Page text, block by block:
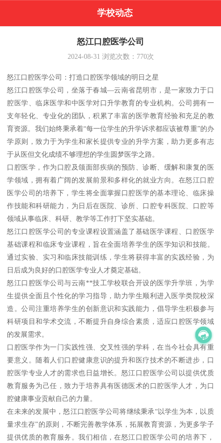
学校动态
怒江口腔医学公司
2024-08-31 浏览次数： 770次
怒江口腔医学公司：打造口腔医学领域的明日之星
怒江口腔医学公司，坐落于春城—云南省昆明市，是一家致力于口
腔医学、临床医学和中医学对口升学教育的专业机构。公司拥有一
支年轻化、专业化的团队，积累了丰富的医学教育经验和充足的教
育资源。我们始终秉承着“每一位学生的升学诉求都应该被尊重”的办
学原则，致力于为学生和家长提供专业的升学方案，助力更多有志
于从医但文化成绩不够理想的学生圆梦医学之路。
口腔医学，作为口腔及颌面部疾病的预防、诊断、缓解和康复的医
学领域，拥有着广阔的发展前景和多样化的就业方向。在怒江口腔
医学公司的培养下，学生将全面掌握口腔医学的基本理论、临床操
作技能和科研能力，为日后在医院、诊所、口腔专科医院、口腔等
领域从事临床、科研、教学等工作打下坚实基础。
怒江口腔医学公司的专业课程设置涵盖了基础医学课程、口腔医学
基础课程和临床专业课程，旨在全面培养学生的医学知识和技能。
通过实验、实习和临床技能训练，学生将获得丰富的实践经验，为
日后成为良好的口腔医学专业人才奠定基础。
怒江口腔医学公司与云南**技工学校联合开设的医学升学班，为学
生提供全面且个性化的学习指导，助力学生顺利进入医学类院校深
造。公司注重培养学生的创新意识和实践能力，倡导学生积极参与
科研项目和学术交流，不断提升自身综合素质，适应口腔医学领域
的发展需求。
口腔医学作为一门实践性强、交叉性强的学科，在当今社会具有重
要意义。随着人们口腔健康意识的提升和医疗技术的不断进步，口
腔医学专业人才的需求也日益增长。怒江口腔医学公司以提供优质
教育服务为己任，致力于培养具有医德医术的口腔医学人才，为口
腔健康事业贡献自己的力量。
在未来的发展中，怒江口腔医学公司将继续秉承“以学生为本，以质
量求生存”的原则，不断完善教学体系，拓展教育资源，为更多学子
提供优质的教育服务。我们相信，在怒江口腔医学公司的培养下，